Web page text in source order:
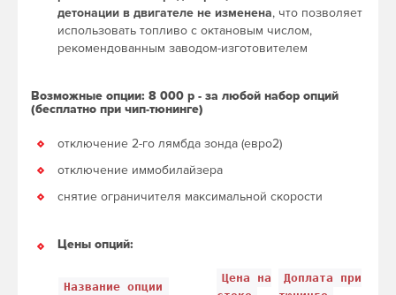
детонации в двигателе не изменена, что позволяет
использовать топливо с октановым числом,
рекомендованным заводом-изготовителем
Возможные опции: 8 000 р - за любой набор опций
(бесплатно при чип-тюнинге)
отключение 2-го лямбда зонда (евро2)
отключение иммобилайзера
снятие ограничителя максимальной скорости
Цены опций:
Название опции
Цена на
Доплата при